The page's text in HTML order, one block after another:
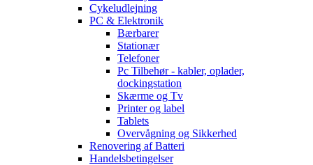
Cykeludlejning
PC & Elektronik
Bærbarer
Stationær
Telefoner
Pc Tilbehør - kabler, oplader,
dockingstation
Skærme og Tv
Printer og label
Tablets
Overvågning og Sikkerhed
Renovering af Batteri
Handelsbetingelser